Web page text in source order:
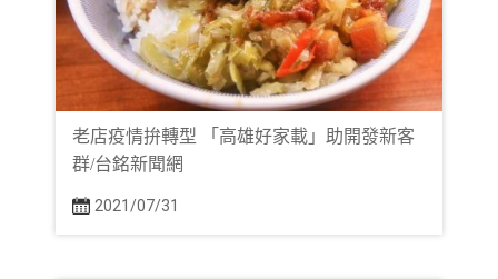
老店疫情拚轉型 「高雄好家載」助開發新客
群/台銘新聞網
2021/07/31